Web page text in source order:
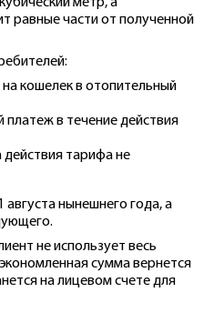
равные части от полученной
кошелек в отопительный
в течение действия
действия тарифа не
нынешнего года, а
не использует весь
сумма вернется
на лицевом счете для